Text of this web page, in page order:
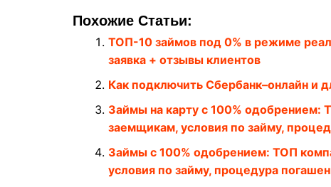
Похожие Статьи:
ТОП-10 займов под 0% в режиме
заявка + отзывы клиентов
Как подключить Сбербанк–онлайн и
Займы на карту с 100% одобрением:
заемщикам, условия по займу,
Займы с 100% одобрением: ТОП
условия по займу, процедура